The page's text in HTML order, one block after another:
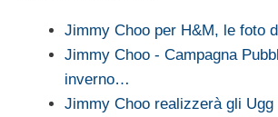
Jimmy Choo per H&M, le foto
Jimmy Choo - Campagna
inverno…
Jimmy Choo realizzerà gli Ugg